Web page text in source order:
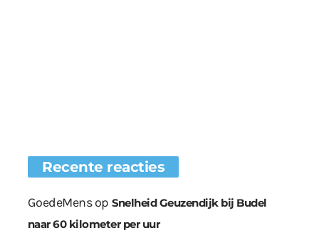
Recente reacties
GoedeMensop Snelheid Geuzendijk bij Budel
naar 60 kilometer per uur